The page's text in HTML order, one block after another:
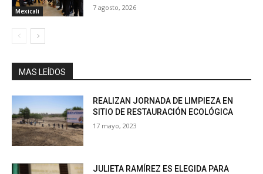
Mexicali 7 agosto, 2026
MAS LEÍDOS
REALIZAN JORNADA DE LIMPIEZA EN
SITIO DE RESTAURACIÓN ECOLÓGICA
17 mayo, 2023
JULIETA RAMÍREZ ES ELEGIDA PARA